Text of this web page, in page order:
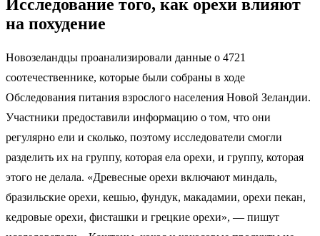
Исследование того, как орехи влияют
на похудение
Новозеландцы проанализировали данные о 4721
соотечественнике, которые были собраны в ходе
Обследования питания взрослого населения Новой Зеландии.
Участники предоставили информацию о том, что они
регулярно ели и сколько, поэтому исследователи смогли
разделить их на группу, которая ела орехи, и группу, которая
этого не делала. «Древесные орехи включают миндаль,
бразильские орехи, кешью, фундук, макадамии, орехи пекан,
кедровые орехи, фисташки и грецкие орехи», — пишут